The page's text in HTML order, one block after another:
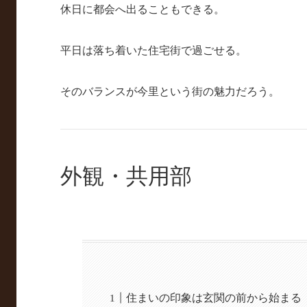
休日に都会へ出ることもできる。
平日は落ち着いた住宅街で過ごせる。
そのバランスが今里という街の魅力だろう。
外観・共用部
住まいの印象は玄関の前から始まる